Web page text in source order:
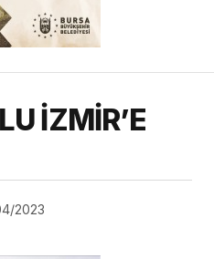
İZMİR’E
2023